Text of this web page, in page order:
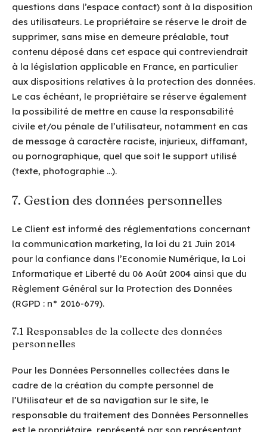
questions dans l’espace contact) sont à la disposition
des utilisateurs. Le propriétaire se réserve le droit de
supprimer, sans mise en demeure préalable, tout
contenu déposé dans cet espace qui contreviendrait
à la législation applicable en France, en particulier
aux dispositions relatives à la protection des données.
Le cas échéant, le propriétaire se réserve également
la possibilité de mettre en cause la responsabilité
civile et/ou pénale de l’utilisateur, notamment en cas
de message à caractère raciste, injurieux, diffamant,
ou pornographique, quel que soit le support utilisé
(texte, photographie …).
7. Gestion des données personnelles
Le Client est informé des réglementations concernant
la communication marketing, la loi du 21 Juin 2014
pour la confiance dans l’Economie Numérique, la Loi
Informatique et Liberté du 06 Août 2004 ainsi que du
Règlement Général sur la Protection des Données
(RGPD : n° 2016-679).
7.1 Responsables de la collecte des données
personnelles
Pour les Données Personnelles collectées dans le
cadre de la création du compte personnel de
l’Utilisateur et de sa navigation sur le site, le
responsable du traitement des Données Personnelles